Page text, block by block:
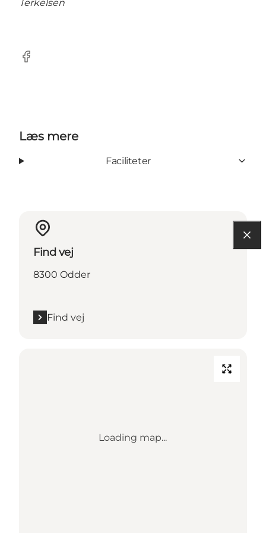
Terkelsen
Facebook
Læs mere
Faciliteter
Find vej
8300 Odder
Find vej
Loading map...